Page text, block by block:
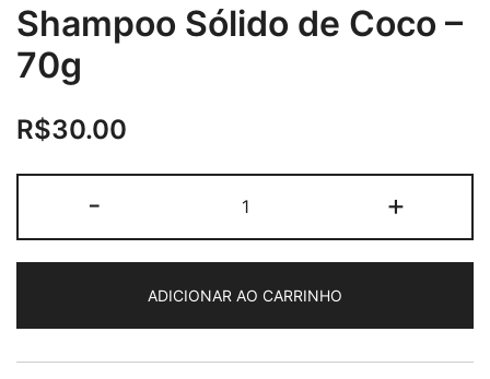
Shampoo Sólido de Coco –
70g
R$30.00
-
Sólido
de
-
70g
quantidade
+
ADICIONAR AO CARRINHO